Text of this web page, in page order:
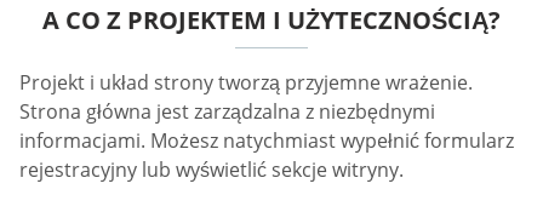
A CO Z PROJEKTEM I UŻYTECZNOŚCIĄ?
Projekt i układ strony tworzą przyjemne wrażenie.
Strona główna jest zarządzalna z niezbędnymi
informacjami. Możesz natychmiast wypełnić formularz
rejestracyjny lub wyświetlić sekcje witryny.